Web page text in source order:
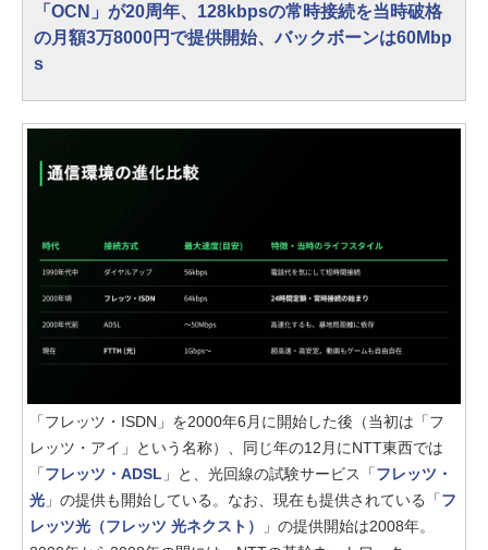
「OCN」が20周年、128kbpsの常時接続を当時破格
の月額3万8000円で提供開始、バックボーンは60Mbp
s
「フレッツ・ISDN」を2000年6月に開始した後（当初は「フ
レッツ・アイ」という名称）、同じ年の12月にNTT東西では
「フレッツ・ADSL 」と、光回線の試験サービス「フレッツ・
光 」の提供も開始している。なお、現在も提供されている「フ
レッツ光（フレッツ 光ネクスト）
」の提供開始は2008年。